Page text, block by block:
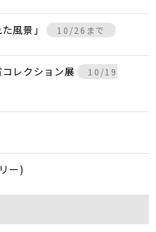
た風景」 10/26まで
コレクション展
10/19
ー)